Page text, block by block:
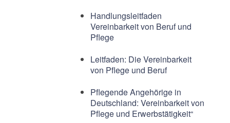
Handlungsleitfaden
Vereinbarkeit von Beruf und
Pflege
Leitfaden: Die Vereinbarkeit
von Pflege und Beruf
Pflegende Angehörige in
Deutschland: Vereinbarkeit von
Pflege und Erwerbstätigkeit“